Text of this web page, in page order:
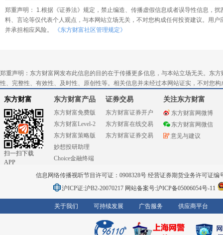
郑重声明： 1.根据《证券法》规定，禁止编造、传播虚假信息或者误导性信息，
料、言论等仅代表个人观点，与本网站立场无关，不对您构成任何投资建议。用
并承担相应风险。
《东方财富社区管理规定》
郑重声明：东方财富网发布此信息的目的在于传播更多信息，与本站立场无关。东
性、完整性、有效性、及时性、原创性等。相关信息并未经过本网站证实，不对您
东方财富
扫一扫下载
APP
东方财富产品
东方财富免费版
东方财富Level-2
东方财富策略版
妙想投研助理
Choice金融终端
证券交易
东方财富证券开户
东方财富在线交易
东方财富证券交易
关注东方财富
东方财富网微博
东方财富网微信
意见与建议
信息网络传播视听节目许可证：0908328号 经营证券期货业务许可证编
沪ICP证:沪B2-20070217 网站备案号:沪ICP备05006054号-11
关于我们 可持续发展 广告服务 供应商平台